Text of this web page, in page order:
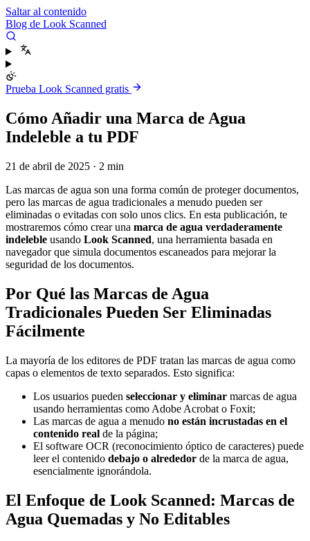
Saltar al contenido
Blog de Look Scanned
Prueba Look Scanned gratis
Cómo Añadir una Marca de Agua
Indeleble a tu PDF
21 de abril de 2025 · 2 min
Las marcas de agua son una forma común de proteger documentos,
pero las marcas de agua tradicionales a menudo pueden ser
eliminadas o evitadas con solo unos clics. En esta publicación, te
mostraremos cómo crear una marca de agua verdaderamente
indeleble usando Look Scanned, una herramienta basada en
navegador que simula documentos escaneados para mejorar la
seguridad de los documentos.
Por Qué las Marcas de Agua
Tradicionales Pueden Ser Eliminadas
Fácilmente
La mayoría de los editores de PDF tratan las marcas de agua como
capas o elementos de texto separados. Esto significa:
Los usuarios pueden seleccionar y eliminar marcas de agua
usando herramientas como Adobe Acrobat o Foxit;
Las marcas de agua a menudo no están incrustadas en el
contenido real de la página;
El software OCR (reconocimiento óptico de caracteres) puede
leer el contenido debajo o alrededor de la marca de agua,
esencialmente ignorándola.
El Enfoque de Look Scanned: Marcas de
Agua Quemadas y No Editables